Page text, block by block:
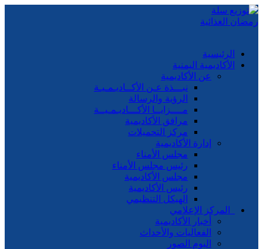
الرئيسية
الأكاديمية اليمنية
عن الأكاديمية
نبـــذة عـن الأكــاديـمـيـة
الرؤية والرسالة
مــــزايــا الأكـــاديـمـيــة
مرافق الأكاديمية
مركز التحميلات
إدارة الأكاديمية
مجلس الأمناء
رئيس مجلس الأمناء
مجلس الأكاديمية
رئيس الأكاديمية
الهيكل التنظيمي
المركز الإعلامي
أخبار الأكاديمية
الفعاليات والأحداث
البوم الصور